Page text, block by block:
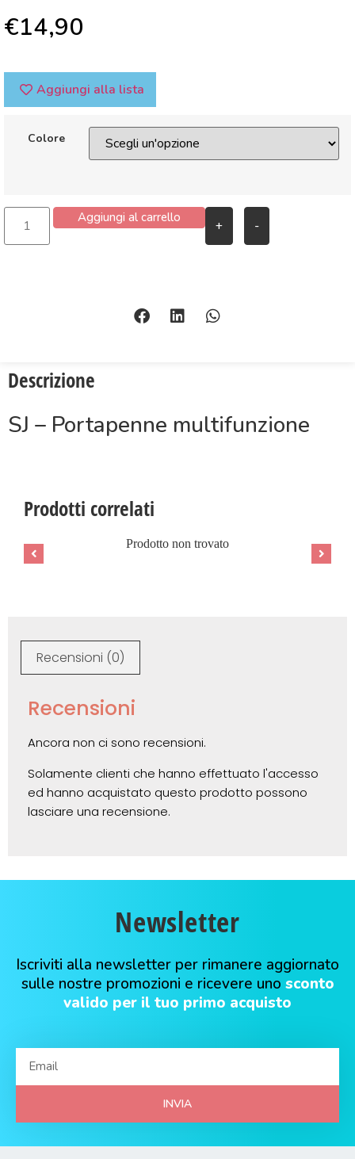
€14,90
Aggiungi alla lista
Colore
+ -
Aggiungi al carrello
Descrizione
SJ – Portapenne multifunzione
Prodotti correlati
Prodotto non trovato
Recensioni (0)
Recensioni
Ancora non ci sono recensioni.
Solamente clienti che hanno effettuato l'accesso
ed hanno acquistato questo prodotto possono
lasciare una recensione.
Newsletter
Iscriviti alla newsletter per rimanere aggiornato
sulle nostre promozioni e ricevere uno sconto
valido per il tuo primo acquisto
INVIA